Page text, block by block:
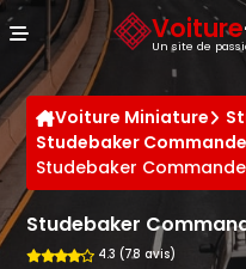
Voiture
Un site de
Voiture Miniature
Studebaker
Studebaker
Studebaker
4.3 (78 avis)
Panneau de gestion des cookies